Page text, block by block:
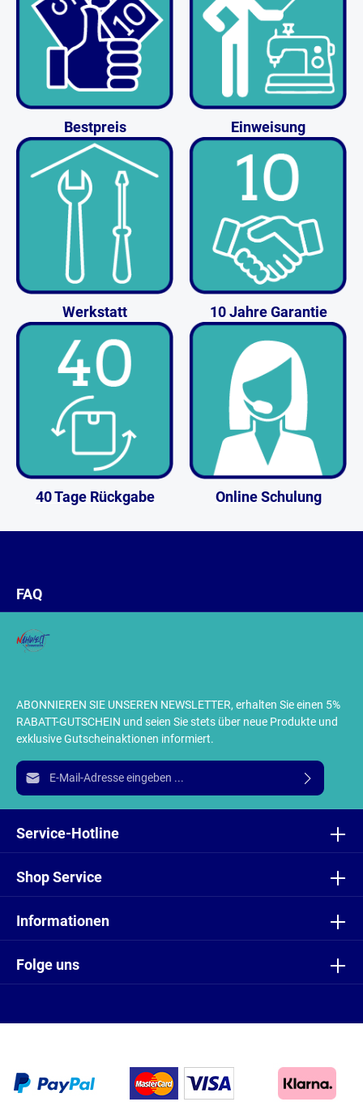
Bestpreis Einweisung
Werkstatt 10 Jahre Garantie
40 Tage Rückgabe Online Schulung
ABONNIEREN SIE UNSEREN NEWSLETTER, erhalten Sie einen 5%
RABATT-GUTSCHEIN und seien Sie stets über neue Produkte und
exklusive Gutscheinaktionen informiert.
E-Mail-Adresse*
Ich habe dieDatenschutzbestimmungenzur Kenntnis
einverstanden.
Folge uns
Service-Hotline
Shop Service
Informationen
FAQ